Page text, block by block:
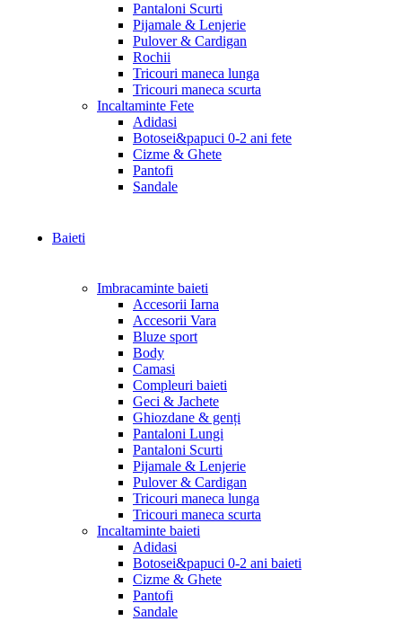
Pantaloni Scurti
Pijamale & Lenjerie
Pulover & Cardigan
Rochii
Tricouri maneca lunga
Tricouri maneca scurta
Incaltaminte Fete
Adidasi
Botosei&papuci 0-2 ani fete
Cizme & Ghete
Pantofi
Sandale
Baieti
Imbracaminte baieti
Accesorii Iarna
Accesorii Vara
Bluze sport
Body
Camasi
Compleuri baieti
Geci & Jachete
Ghiozdane & genți
Pantaloni Lungi
Pantaloni Scurti
Pijamale & Lenjerie
Pulover & Cardigan
Tricouri maneca lunga
Tricouri maneca scurta
Incaltaminte baieti
Adidasi
Botosei&papuci 0-2 ani baieti
Cizme & Ghete
Pantofi
Sandale